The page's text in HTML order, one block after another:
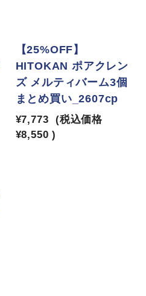
【25%OFF】
HITOKAN ポアクレン
ズ メルティバーム3個
まとめ買い_2607cp
¥7,773
(税込価格
¥8,550 )